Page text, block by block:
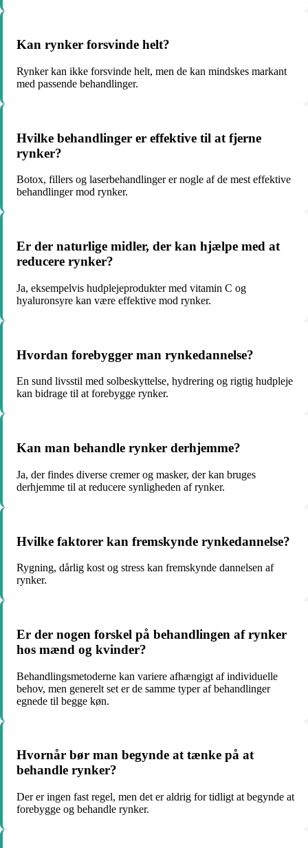
Kan rynker forsvinde helt?
Rynker kan ikke forsvinde helt, men de kan mindskes markant
med passende behandlinger.
Hvilke behandlinger er effektive til at fjerne
rynker?
Botox, fillers og laserbehandlinger er nogle af de mest effektive
behandlinger mod rynker.
Er der naturlige midler, der kan hjælpe med at
reducere rynker?
Ja, eksempelvis hudplejeprodukter med vitamin C og
hyaluronsyre kan være effektive mod rynker.
Hvordan forebygger man rynkedannelse?
En sund livsstil med solbeskyttelse, hydrering og rigtig hudpleje
kan bidrage til at forebygge rynker.
Kan man behandle rynker derhjemme?
Ja, der findes diverse cremer og masker, der kan bruges
derhjemme til at reducere synligheden af rynker.
Hvilke faktorer kan fremskynde rynkedannelse?
Rygning, dårlig kost og stress kan fremskynde dannelsen af
rynker.
Er der nogen forskel på behandlingen af rynker
hos mænd og kvinder?
Behandlingsmetoderne kan variere afhængigt af individuelle
behov, men generelt set er de samme typer af behandlinger
egnede til begge køn.
Hvornår bør man begynde at tænke på at
behandle rynker?
Der er ingen fast regel, men det er aldrig for tidligt at begynde at
forebygge og behandle rynker.